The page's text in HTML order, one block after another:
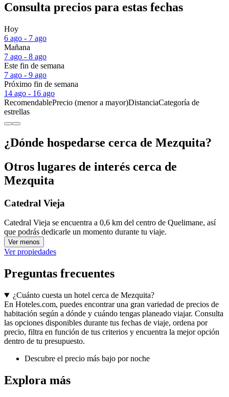
Consulta precios para estas fechas
Hoy
6 ago - 7 ago
Mañana
7 ago - 8 ago
Este fin de semana
7 ago - 9 ago
Próximo fin de semana
14 ago - 16 ago
RecomendablePrecio (menor a mayor)DistanciaCategoría de
estrellas
¿Dónde hospedarse cerca de Mezquita?
Otros lugares de interés cerca de
Mezquita
Catedral Vieja
Catedral Vieja se encuentra a 0,6 km del centro de Quelimane, así
que podrás dedicarle un momento durante tu viaje.
Ver menos
Ver propiedades
Preguntas frecuentes
¿Cuánto cuesta un hotel cerca de Mezquita?
En Hoteles.com, puedes encontrar una gran variedad de precios de
habitación según a dónde y cuándo tengas planeado viajar. Consulta
las opciones disponibles durante tus fechas de viaje, ordena por
precio, filtra en función de tus criterios y encuentra la mejor opción
dentro de tu presupuesto.
Descubre el precio más bajo por noche
Explora más